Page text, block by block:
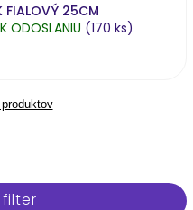
FIALOVÝ 25CM
ODOSLANIU (170 ks)